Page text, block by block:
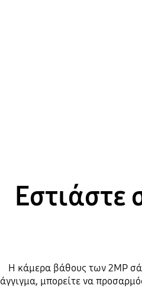
Εστιάστε
Η κάμερα βάθους των 2MP
άγγιγμα, μπορείτε να